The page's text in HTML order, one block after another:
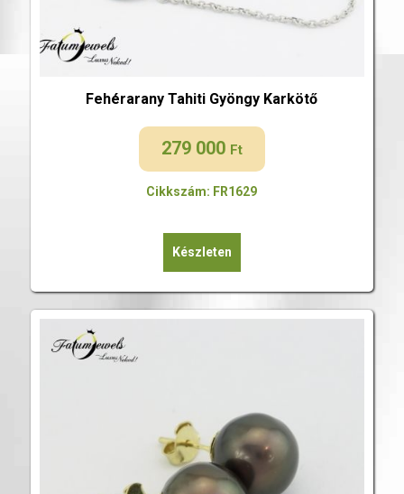
Fehérarany Tahiti Gyöngy Karkötő
279 000 Ft
Cikkszám: FR1629
Készleten